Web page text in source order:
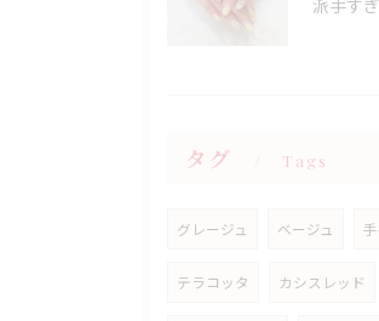
タグ Tags
グレージュ ベージュ
テラコッタ カシスレッド